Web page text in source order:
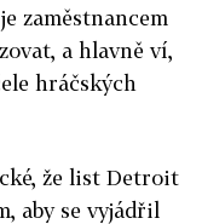
zaměstnancem
a hlavně ví,
hráčských
že list Detroit
aby se vyjádřil